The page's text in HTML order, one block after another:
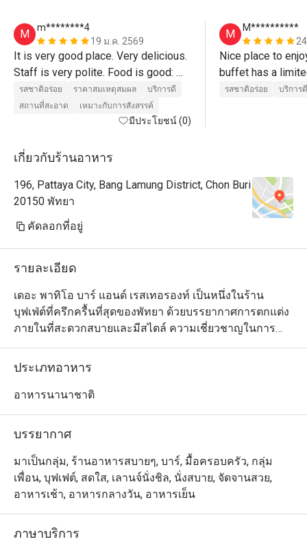
M
m********4
19 ม.ค. 2569
It is very good place. Very delicious.
Staff is very polite. Food is good:
pasta, pizza, sushi, sashimi, fish,
cola and coffee. They also provide
set of seafood for every visitor.
and only then go grab some food
รสชาติอร่อย ราคาสมเหตุสมผล
บริการดี
สถานที่สะอาด
เหมาะกับการสังสรรค์
มีประโยชน์ (0)
M
M**********
Nice place to
buffet has a
plus a small
รสชาติอร่อย บริการดี
เกี่ยวกับร้านอาหาร
196, Pattaya City, Bang Lamung District, Chon Buri
20150 พัทยา
คัดลอกที่อยู่
รายละเอียด
เดอะ พาทิโอ บาร์ แอนด์ เรสเทอรองท์ เป็นหนึ่งในร้าน
บุฟเฟ่ต์ที่ครึกครื้นที่สุดของพัทยา ด้วยบรรยากาศการตกแต่ง
ภายในที่สะดวกสบายและมีสไตล์ ความเชี่ยวชาญในการ
ปรุงอาหาร และวิธีการในการนำเสนอความอร่อยทั้งเมนู
สไตล์ยุโรปและอาหารไทย อีกทั้งรายการเครื่องดื่มที่มีให้
ประทานอีกหลากหลายชนิด และพร้อมบริการลูกค้าด้วย
ประเภทอาหาร
อาหารนานาชาติ
บรรยากาศ
มาเป็นกลุ่ม, ร้านอาหารสบายๆ, บาร์, มื้อครอบครัว, กลุ่ม
เพื่อน, บุฟเฟต์, สดใส, เลานจ์นั่งชิล, นั่งสบาย, จัดจานสวย,
อาหารเช้า, อาหารกลางวัน, อาหารเย็น
ภาษาบริการ